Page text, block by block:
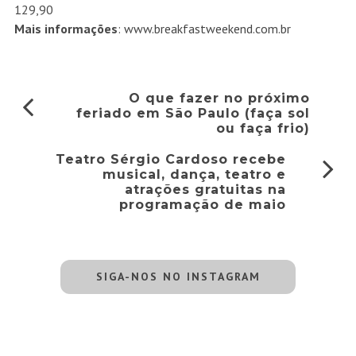
129,90
Mais informações: www.breakfastweekend.com.br
O que fazer no próximo
feriado em São Paulo (faça sol
ou faça frio)
Teatro Sérgio Cardoso recebe
musical, dança, teatro e
atrações gratuitas na
programação de maio
SIGA-NOS NO INSTAGRAM